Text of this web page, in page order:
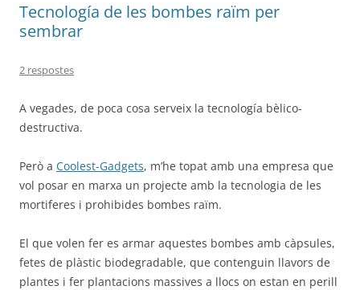
Tecnología de les bombes raïm per
sembrar
2 respostes
A vegades, de poca cosa serveix la tecnología bèlico-
destructiva.
Però a Coolest-Gadgets, m’he topat amb una empresa que
vol posar en marxa un projecte amb la tecnologia de les
mortiferes i prohibides bombes raïm.
El que volen fer es armar aquestes bombes amb càpsules,
fetes de plàstic biodegradable, que contenguin llavors de
plantes i fer plantacions massives a llocs on estan en perill